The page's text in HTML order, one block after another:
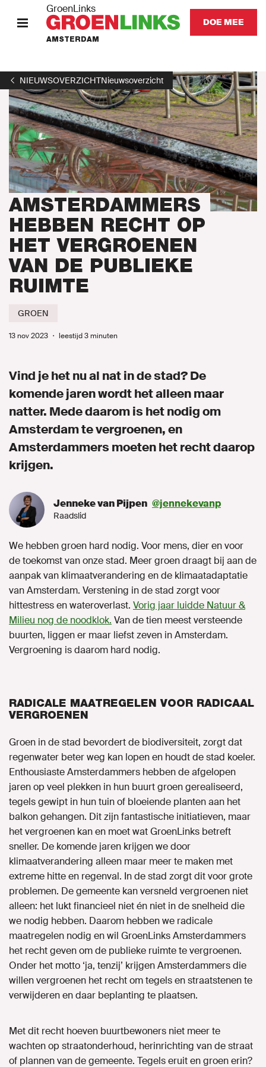
GroenLinks
AMSTERDAM
DOE MEE
NIEUWSOVERZICHTNieuwsoverzicht
AMSTERDAMMERS
HEBBEN RECHT OP
HET VERGROENEN
VAN DE PUBLIEKE
RUIMTE
GROEN
13 nov 2023 ・ leestijd 3 minuten
Vind je het nu al nat in de stad? De
komende jaren wordt het alleen maar
natter. Mede daarom is het nodig om
Amsterdam te vergroenen, en
Amsterdammers moeten het recht daarop
krijgen.
Jenneke van Pijpen @jennekevanp
Raadslid
We hebben groen hard nodig. Voor mens, dier en voor
de toekomst van onze stad. Meer groen draagt bij aan de
aanpak van klimaatverandering en de klimaatadaptatie
van Amsterdam. Verstening in de stad zorgt voor
hittestress en wateroverlast. Vorig jaar luidde Natuur &
Milieu nog de noodklok. Van de tien meest versteende
buurten, liggen er maar liefst zeven in Amsterdam.
Vergroening is daarom hard nodig.
RADICALE MAATREGELEN VOOR RADICAAL
VERGROENEN
Groen in de stad bevordert de biodiversiteit, zorgt dat
regenwater beter weg kan lopen en houdt de stad koeler.
Enthousiaste Amsterdammers hebben de afgelopen
jaren op veel plekken in hun buurt groen gerealiseerd,
tegels gewipt in hun tuin of bloeiende planten aan het
balkon gehangen. Dit zijn fantastische initiatieven, maar
het vergroenen kan en moet wat GroenLinks betreft
sneller. De komende jaren krijgen we door
klimaatverandering alleen maar meer te maken met
extreme hitte en regenval. In de stad zorgt dit voor grote
problemen. De gemeente kan versneld vergroenen niet
alleen: het lukt financieel niet én niet in de snelheid die
we nodig hebben. Daarom hebben we radicale
maatregelen nodig en wil GroenLinks Amsterdammers
het recht geven om de publieke ruimte te vergroenen.
Onder het motto ‘ja, tenzij’ krijgen Amsterdammers die
willen vergroenen het recht om tegels en straatstenen te
verwijderen en daar beplanting te plaatsen.
Met dit recht hoeven buurtbewoners niet meer te
wachten op straatonderhoud, herinrichting van de straat
of plannen van de gemeente. Tegels eruit en groen erin?
HOME
STANDPUNTEN
KOM IN ACTIE
Onze mensen
Onze afdeling
Nieuws
Agenda
Gemeenteraadsverkiezingen 2026
MIJN GROENLINKS
ENGLISH